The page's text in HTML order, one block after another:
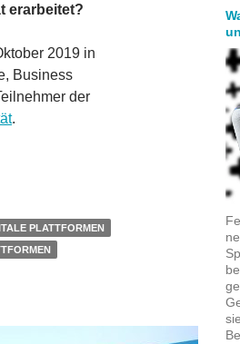
erarbeitet?
2019 in
Business
der
.
es bei der Plattform Digitale
PLATTFORMEN